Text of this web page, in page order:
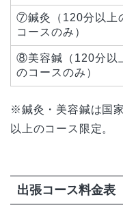
⑦鍼灸（120分以上
コースのみ）
⑧美容鍼（120分以
のコースのみ）
※鍼灸・美容鍼は国
以上のコース限定。
出張コース料金表